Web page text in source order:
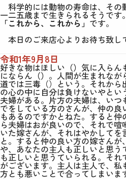
科学的には動物の寿命は、その
一二五歳まで生きられるそうで
「これから、これから」 です。
本日のご来店心よりお待ち致し
令和1年9月8日
好きな物はほしい （） 気に入らん
にならん（） 。人間が生まれなが
道では三毒（）という。それか
の心の中に自分は負けないやと
夫婦がある。片方の夫婦は、い
でをしている方のさんが、仲の
もあるのですかとねた。すると
ら夫婦はおが良いので、それで
いた嫁さんが、それはやかしてを
と。すると仲の良い方の嫁さん
や、あなたの主人も正しいと思
も正しいと思うていられる。そ
がございます。主人は主人で、
方とも悪いことで合ってしまい